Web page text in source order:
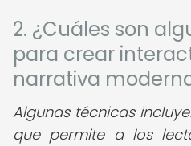
2. ¿Cuáles son
para crear
narrativa
Algunas técnicas
que permite a los